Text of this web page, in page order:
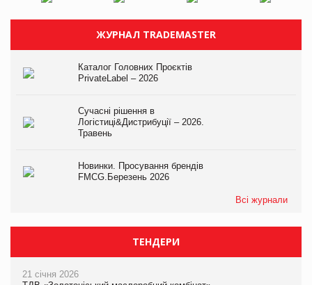
ЖУРНАЛ TRADEMASTER
Каталог Головних Проєктів
PrivateLabel – 2026
Сучасні рішення в
Логістиці&Дистрибуції – 2026.
Травень
Новинки. Просування брендів
FMCG.Березень 2026
Всі журнали
ТЕНДЕРИ
21 січня 2026